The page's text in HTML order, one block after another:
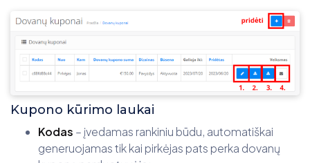
Kupono kūrimo laukai
Kodas – įvedamas rankiniu būdu, automatiškai
generuojamas tik kai pirkėjas pats perka dovanų